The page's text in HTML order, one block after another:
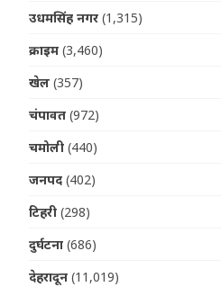
उधमसिंह नगर (1,315)
क्राइम (3,460)
खेल (357)
चंपावत (972)
चमोली (440)
जनपद (402)
टिहरी (298)
दुर्घटना (686)
देहरादून (11,019)